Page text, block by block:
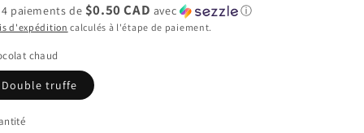
paiements de $0.50 CAD avec ⓘ
d'expédition calculés à l'étape de paiement.
chaud
Double truffe